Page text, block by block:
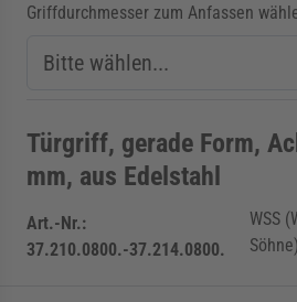
Griffdurchmesser zum Anfassen
Türgriff, gerade Form,
mm, aus Edelstahl
Art.-Nr.:
37.210.0800.-37.214.0800.
WSS
Söhne)